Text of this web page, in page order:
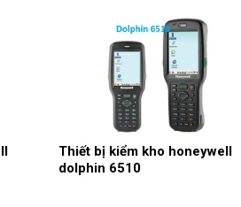
Thiết bị kiểm kho honeywell
dolphin 6510